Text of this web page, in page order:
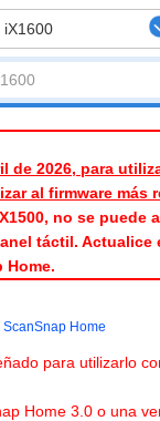
iX1600
de 2026, para
al firmware más
no se puede
táctil. Actualice
Home.
Home
para utilizarlo
Home 3.0 o una